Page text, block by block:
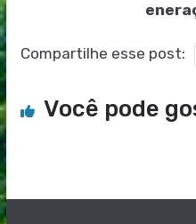
Compartilhe esse post:
Você pode